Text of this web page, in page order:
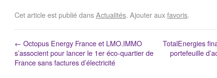
Cet article est publié dansActualités. Ajouter auxfavoris.
← Octopus Energy France et LMO.IMMO
s’associent pour lancer le 1er éco-quartier de
France sans factures d’électricité
TotalEnergies
portefeuille